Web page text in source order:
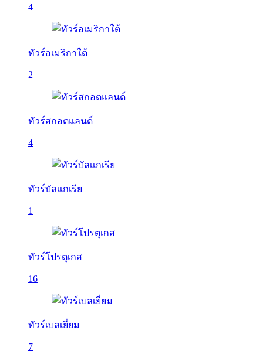
4
ทัวร์อเมริกาใต้
2
ทัวร์สกอตแลนด์
4
ทัวร์บัลเเกเรีย
1
ทัวร์โปรตุเกส
16
ทัวร์เบลเยี่ยม
7